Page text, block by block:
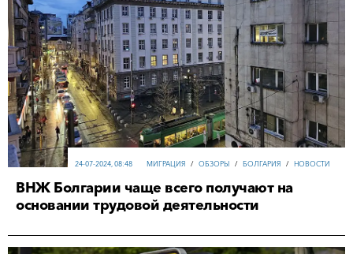
МИГРАЦИЯ / ОБЗОРЫ / БОЛГАРИЯ / НОВОСТИ
24-07-2024, 08:48
ВНЖ Болгарии чаще всего получают на
основании трудовой деятельности